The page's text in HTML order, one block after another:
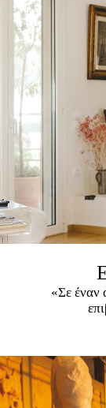
«Σε έναν